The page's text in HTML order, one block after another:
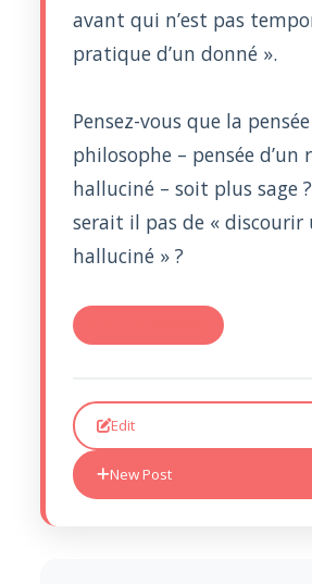
avant qui n’est pas
pratique d’un donné ».
Pensez-vous que la
philosophe – pensée d’un
halluciné – soit plus sage
serait il pas de « discourir
halluciné » ?
Edit
New Post